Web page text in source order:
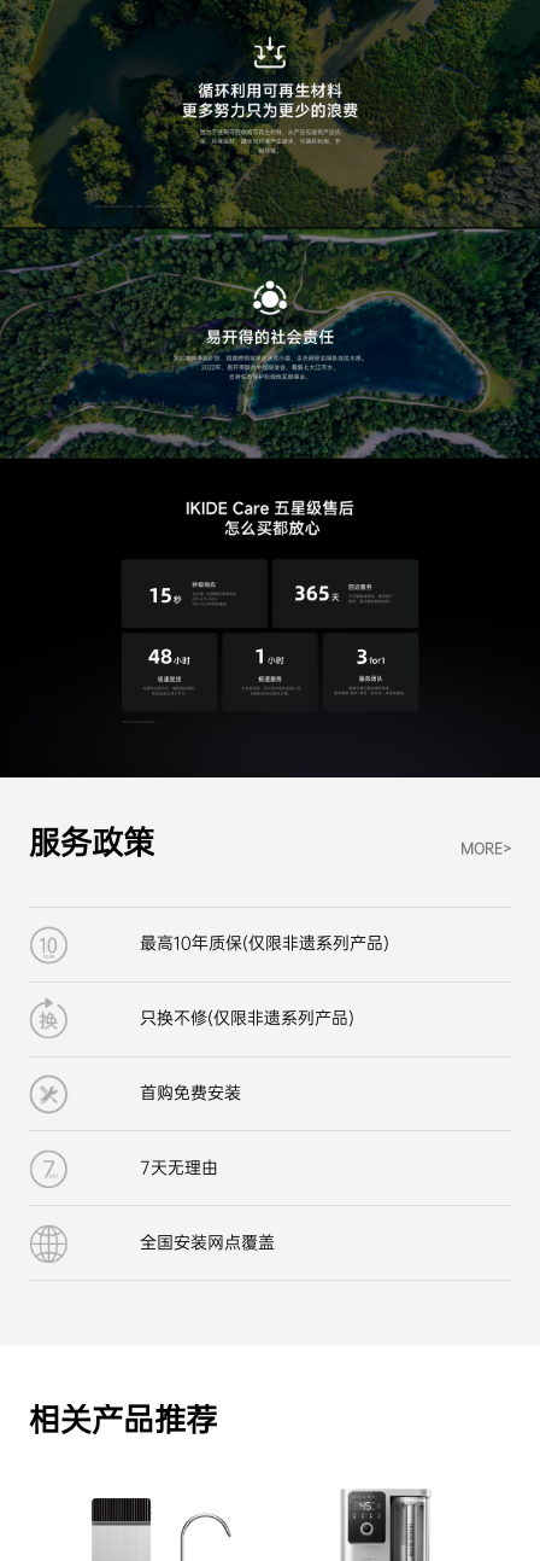
服务政策 MORE>
最高10年质保(仅限非遗系列产品)
只换不修(仅限非遗系列产品)
首购免费安装
7天无理由
全国安装网点覆盖
相关产品推荐